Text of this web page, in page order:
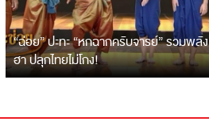
“ฉ่อย” ปะทะ “หกฉากครับจารย์” รวมพลัง
ฮา ปลุกไทยไม่โกง!